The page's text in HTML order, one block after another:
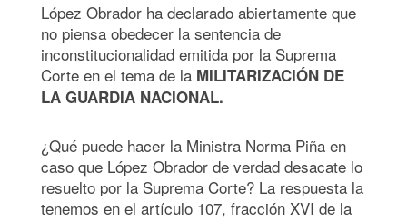
López Obrador ha declarado abiertamente que
no piensa obedecer la sentencia de
inconstitucionalidad emitida por la Suprema
Corte en el tema de la MILITARIZACIÓN DE
LA GUARDIA NACIONAL.
¿Qué puede hacer la Ministra Norma Piña en
caso que López Obrador de verdad desacate lo
resuelto por la Suprema Corte? La respuesta la
tenemos en el artículo 107, fracción XVI de la